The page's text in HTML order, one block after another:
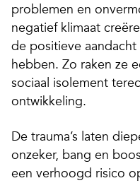
problemen en
negatief klimaat
de positieve
hebben. Zo raken ze
sociaal isolement
ontwikkeling.
De trauma’s laten
onzeker, bang en
een verhoogd risico